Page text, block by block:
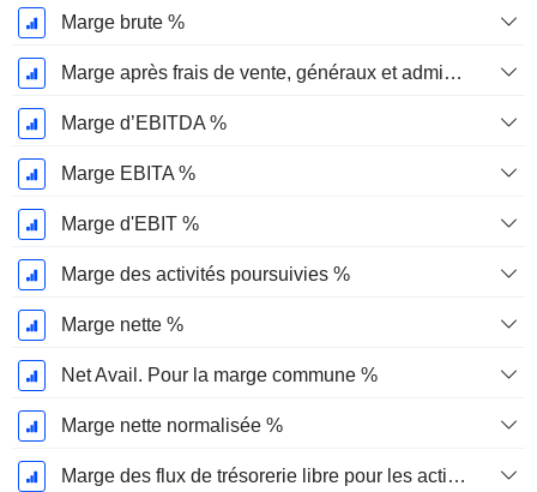
Marge brute %
Marge après frais de vente, généraux et administratifs %
Marge d’EBITDA %
Marge EBITA %
Marge d'EBIT %
Marge des activités poursuivies %
Marge nette %
Net Avail. Pour la marge commune %
Marge nette normalisée %
Marge des flux de trésorerie libre pour les actionnaires